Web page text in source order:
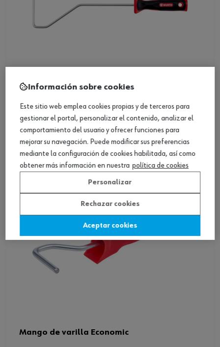
Mango de varilla ZEBRA
Ver producto
Mango de varilla Economic
Información sobre cookies
Este sitio web emplea cookies propias y de terceros para
gestionar el portal, personalizar el contenido, analizar el
comportamiento del usuario y ofrecer funciones para
mejorar su navegación. Puede modificar sus preferencias
mediante la configuración de cookies habilitada, así como
obtener más información en nuestra política de cookies
Personalizar
Rechazar cookies
Aceptar cookies